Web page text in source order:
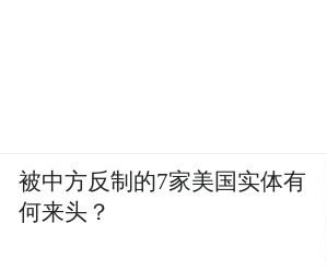
被中方反制的7家美国实体有
何来头？